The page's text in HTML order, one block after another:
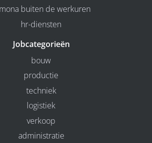
buiten de werkuren
hr-diensten
Jobcategorieën
bouw
productie
techniek
logistiek
verkoop
administratie